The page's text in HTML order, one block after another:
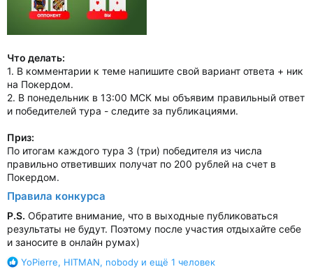
Что делать:
1. В комментарии к теме напишите свой вариант ответа + ник
на Покердом.
2. В понедельник в 13:00 МСК мы объявим правильный ответ
и победителей тура - следите за публикациями.
Приз:
По итогам каждого тура 3 (три) победителя из числа
правильно ответивших получат по 200 рублей на счет в
Покердом.
Правила конкурса
P.S. Обратите внимание, что в выходные публиковаться
результаты не будут. Поэтому после участия отдыхайте себе
и заносите в онлайн румах)
Р
YoPierre, HITMAN, nobody и ещё 1 человек